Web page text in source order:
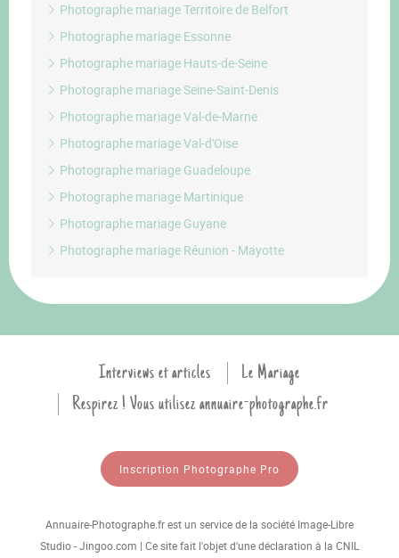
Photographe mariage Territoire de Belfort
Photographe mariage Essonne
Photographe mariage Hauts-de-Seine
Photographe mariage Seine-Saint-Denis
Photographe mariage Val-de-Marne
Photographe mariage Val-d'Oise
Photographe mariage Guadeloupe
Photographe mariage Martinique
Photographe mariage Guyane
Photographe mariage Réunion - Mayotte
Interviews et articles
Le Mariage
Respirez ! Vous utilisez annuaire-photographe.fr
Inscription Photographe Pro
Annuaire-Photographe.fr est un service de la société Image-Libre
Studio - Jingoo.com | Ce site fait l'objet d'une déclaration à la CNIL